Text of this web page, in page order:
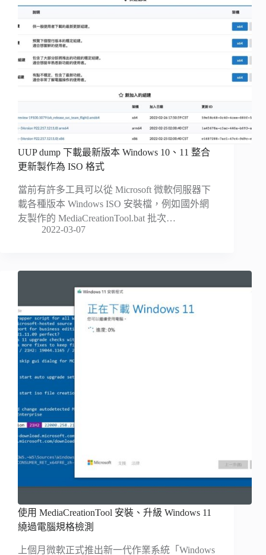
UUP dump 下載最新版本 Windows 10、11 整合
更新製作為 ISO 格式
當前有許多工具可以從 Microsoft 微軟伺服器下
載各種版本 Windows ISO 安裝檔，例如國外網
友製作的 MediaCreationTool.bat 批次…
2022-03-07
使用 MediaCreationTool 安裝、升級 Windows 11
繞過電腦規格檢測
上個月微軟正式推出新一代作業系統「Windows